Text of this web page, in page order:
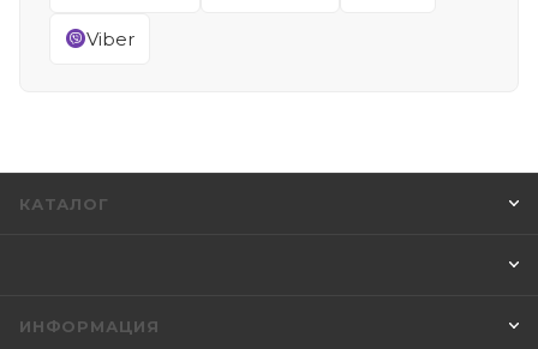
Viber
КАТАЛОГ
ИНФОРМАЦИЯ